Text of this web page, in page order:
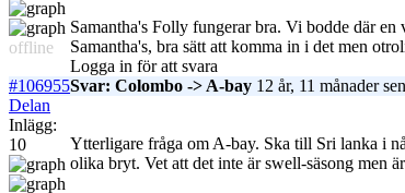
offline
Samantha's Folly fungerar bra. Vi bodde där
Samantha's, bra sätt att komma in i det men
Logga in för att svara
#106955Svar: Colombo -> A-bay 12 år, 11 månader sen
Delan
Inlägg:
10
Ytterligare fråga om A-bay. Ska till Sri lanka i
olika bryt. Vet att det inte är swell-säsong men